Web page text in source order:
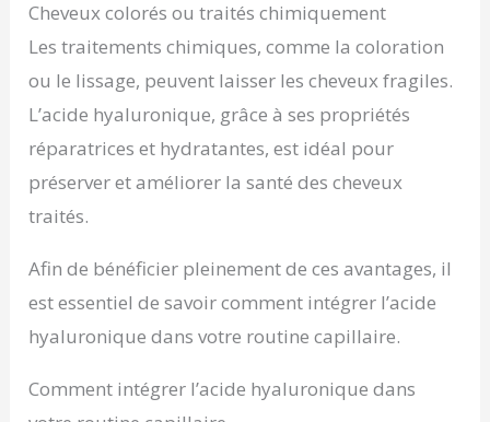
Cheveux colorés ou traités chimiquement
Les traitements chimiques, comme la coloration
ou le lissage, peuvent laisser les cheveux fragiles.
L’acide hyaluronique, grâce à ses propriétés
réparatrices et hydratantes, est idéal pour
préserver et améliorer la santé des cheveux
traités.
Afin de bénéficier pleinement de ces avantages, il
est essentiel de savoir comment intégrer l’acide
hyaluronique dans votre routine capillaire.
Comment intégrer l’acide hyaluronique dans